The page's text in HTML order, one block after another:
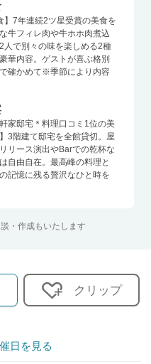
】7年連続2ツ星受賞の美食を
牛フィレ肉や牛ホホ肉煮込
人で別々の味を楽しめる2種
華内容。ゲストが喜ぶ格別
確かめて※季節により内容
軒家邸宅＊料理口コミ1位の美
3階建て邸宅を全館貸切。屋
リース演出やBarでの乾杯な
自由自在。最高峰の料理と
記憶に残る贅沢なひと時を
・作成もいたします
クリップ
日を見る